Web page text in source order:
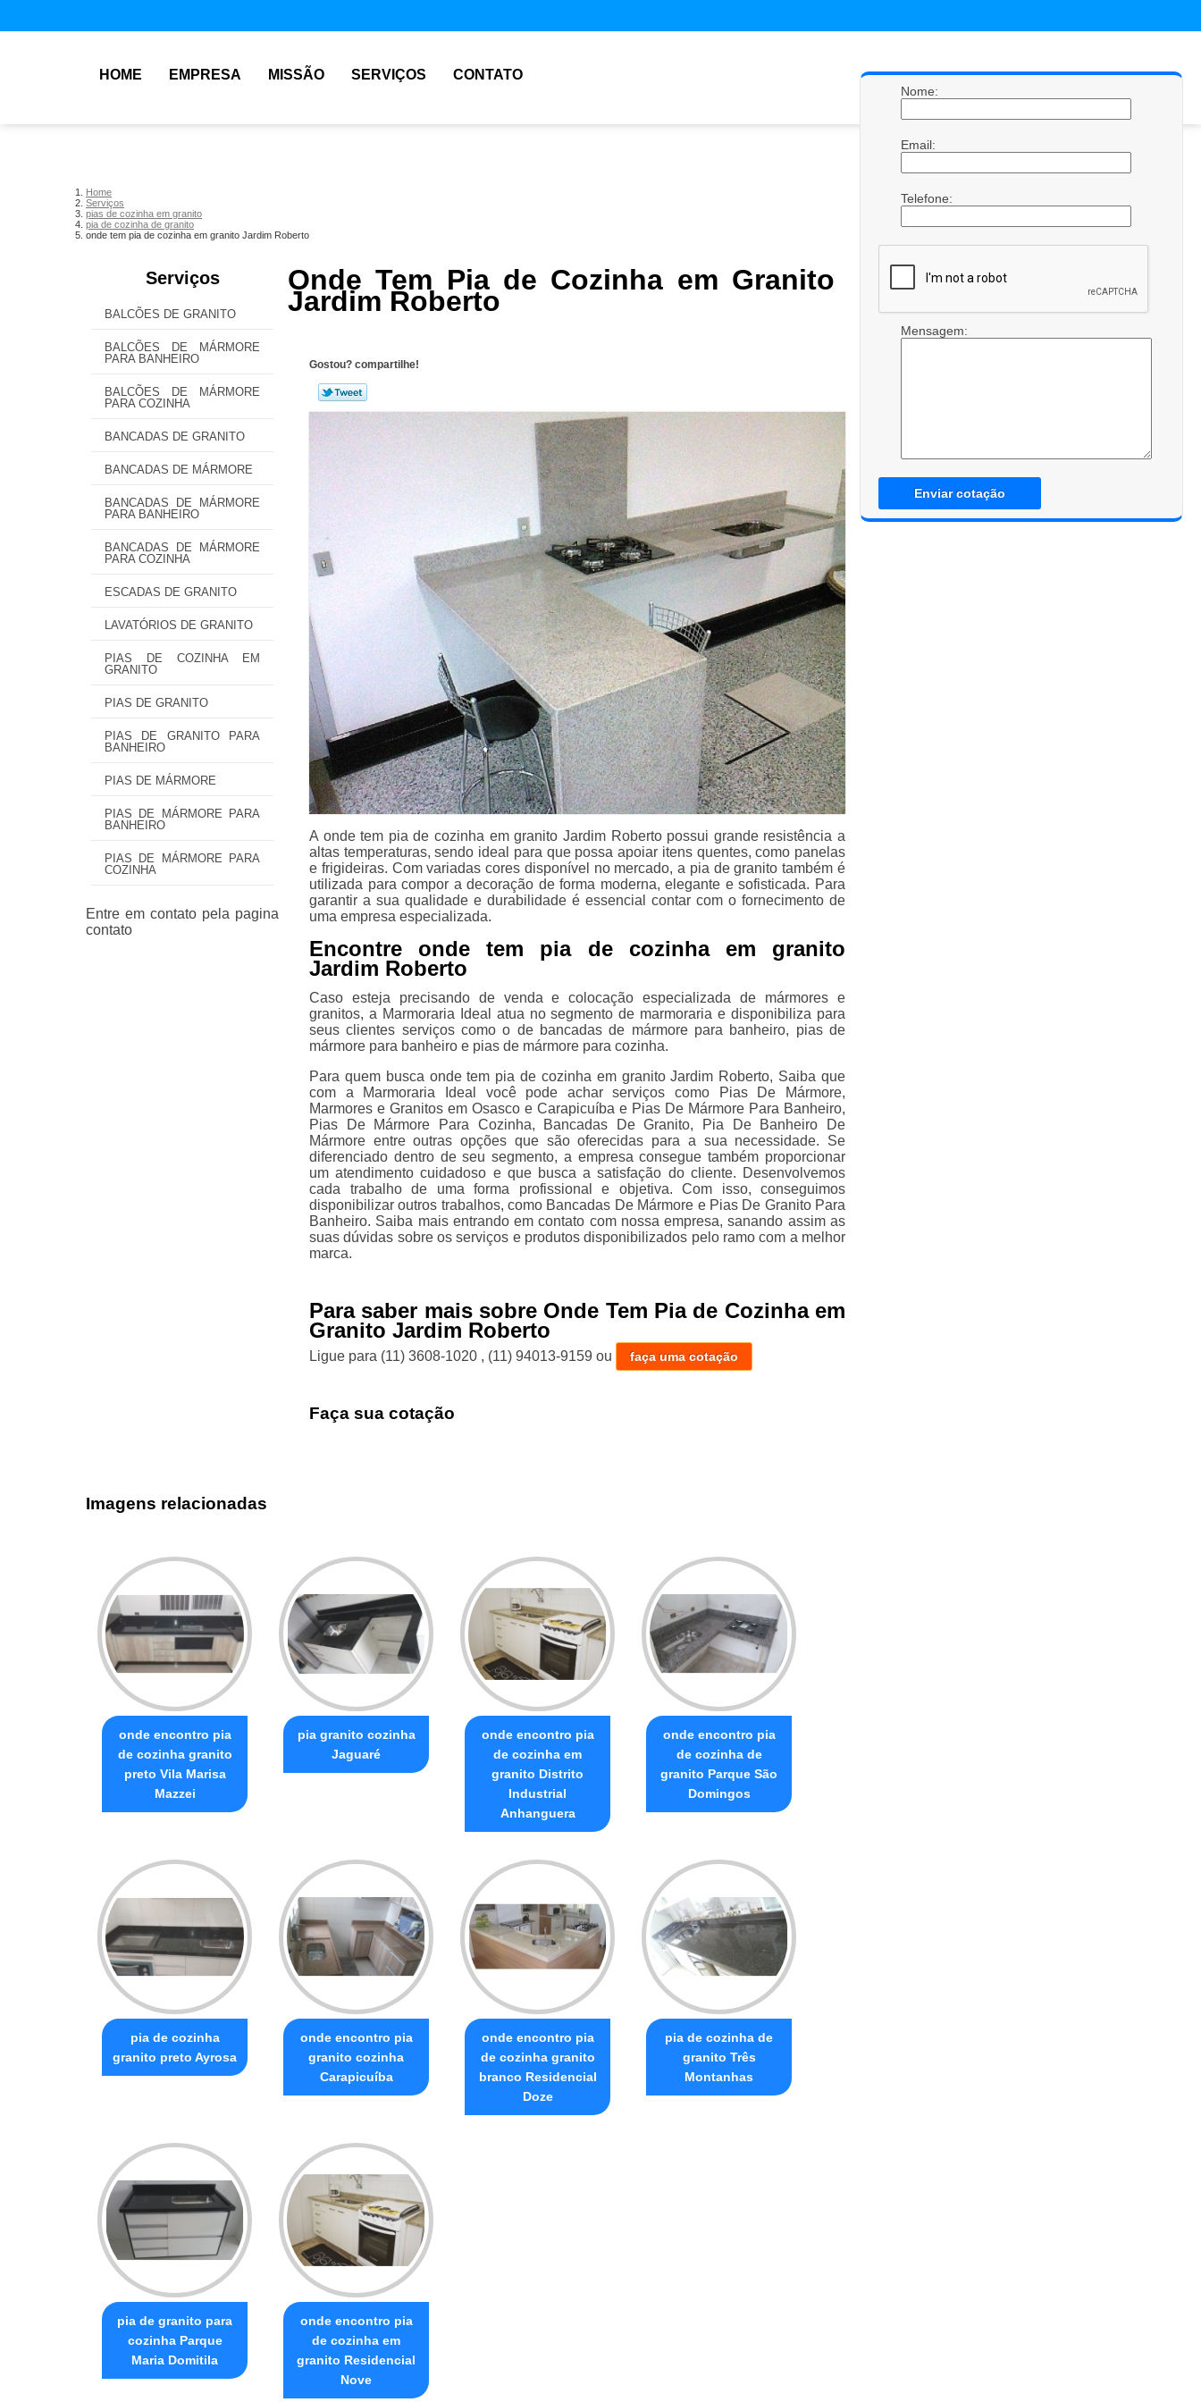
HOME EMPRESA MISSÃO SERVIÇOS CONTATO
Home
Serviços
pias de cozinha em granito
pia de cozinha de granito
onde tem pia de cozinha em granito Jardim Roberto
Serviços
BALCÕES DE GRANITO
BALCÕES DE MÁRMORE
PARA BANHEIRO
BALCÕES DE MÁRMORE
PARA COZINHA
BANCADAS DE GRANITO
BANCADAS DE MÁRMORE
BANCADAS DE MÁRMORE
PARA BANHEIRO
BANCADAS DE MÁRMORE
PARA COZINHA
ESCADAS DE GRANITO
LAVATÓRIOS DE GRANITO
PIAS DE COZINHA EM
GRANITO
PIAS DE GRANITO
PIAS DE GRANITO PARA
BANHEIRO
PIAS DE MÁRMORE
PIAS DE MÁRMORE PARA
BANHEIRO
PIAS DE MÁRMORE PARA
COZINHA
Onde Tem Pia de Cozinha em Granito
Jardim Roberto
Gostou? compartilhe!
A onde tem pia de cozinha em granito Jardim Roberto possui grande resistência a
altas temperaturas, sendo ideal para que possa apoiar itens quentes, como panelas
e frigideiras. Com variadas cores disponível no mercado, a pia de granito também é
utilizada para compor a decoração de forma moderna, elegante e sofisticada. Para
garantir a sua qualidade e durabilidade é essencial contar com o fornecimento de
uma empresa especializada.
Encontre onde tem pia de cozinha em granito
Jardim Roberto
Caso esteja precisando de venda e colocação especializada de mármores e
granitos, a Marmoraria Ideal atua no segmento de marmoraria e disponibiliza para
seus clientes serviços como o de bancadas de mármore para banheiro, pias de
mármore para banheiro e pias de mármore para cozinha.
Para quem busca onde tem pia de cozinha em granito Jardim Roberto, Saiba que
com a Marmoraria Ideal você pode achar serviços como Pias De Mármore,
Marmores e Granitos em Osasco e Carapicuíba e Pias De Mármore Para Banheiro,
Pias De Mármore Para Cozinha, Bancadas De Granito, Pia De Banheiro De
Mármore entre outras opções que são oferecidas para a sua necessidade. Se
diferenciado dentro de seu segmento, a empresa consegue também proporcionar
um atendimento cuidadoso e que busca a satisfação do cliente. Desenvolvemos
cada trabalho de uma forma profissional e objetiva. Com isso, conseguimos
disponibilizar outros trabalhos, como Bancadas De Mármore e Pias De Granito Para
Banheiro. Saiba mais entrando em contato com nossa empresa, sanando assim as
suas dúvidas sobre os serviços e produtos disponibilizados pelo ramo com a melhor
marca.
Para saber mais sobre Onde Tem Pia de Cozinha em
Granito Jardim Roberto
Ligue para (11) 3608-1020 , (11) 94013-9159 ou faça uma cotação
Faça sua cotação
Nome:
Email:
Telefone:
Mensagem:
Enviar cotação
Imagens relacionadas
onde encontro pia
de cozinha granito
preto Vila Marisa
Mazzei
pia granito cozinha
Jaguaré
onde encontro pia
de cozinha em
granito Distrito
Industrial
Anhanguera
onde encontro pia
de cozinha de
granito Parque São
Domingos
pia de cozinha
granito preto Ayrosa
onde encontro pia
granito cozinha
Carapicuíba
onde encontro pia
de cozinha granito
branco Residencial
Doze
pia de cozinha de
granito Três
Montanhas
pia de granito para
cozinha Parque
Maria Domitila
onde encontro pia
de cozinha em
granito Residencial
Nove